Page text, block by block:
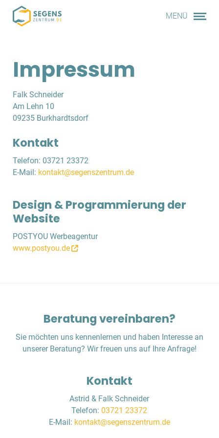
MENÜ
Impressum
Falk Schneider
Am Lehn 10
09235 Burkhardtsdorf
Kontakt
Telefon: 03721 23372
E-Mail: kontakt@segenszentrum.de
Design & Programmierung der
Website
POSTYOU Werbeagentur
www.postyou.de
Beratung vereinbaren?
Sie möchten uns kennenlernen und haben Interesse an
unserer Beratung? Wir freuen uns auf Ihre Anfrage!
Kontakt
Astrid & Falk Schneider
Telefon: 03721 23372
E-Mail: kontakt@segenszentrum.de